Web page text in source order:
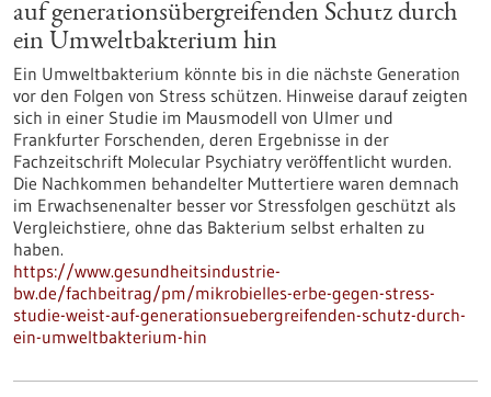
auf generationsübergreifenden Schutz durch
ein Umweltbakterium hin
Ein Umweltbakterium könnte bis in die nächste Generation
vor den Folgen von Stress schützen. Hinweise darauf zeigten
sich in einer Studie im Mausmodell von Ulmer und
Frankfurter Forschenden, deren Ergebnisse in der
Fachzeitschrift Molecular Psychiatry veröffentlicht wurden.
Die Nachkommen behandelter Muttertiere waren demnach
im Erwachsenenalter besser vor Stressfolgen geschützt als
Vergleichstiere, ohne das Bakterium selbst erhalten zu
haben.
https://www.gesundheitsindustrie-
bw.de/fachbeitrag/pm/mikrobielles-erbe-gegen-stress-
studie-weist-auf-generationsuebergreifenden-schutz-durch-
ein-umweltbakterium-hin